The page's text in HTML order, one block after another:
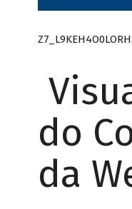
do
da